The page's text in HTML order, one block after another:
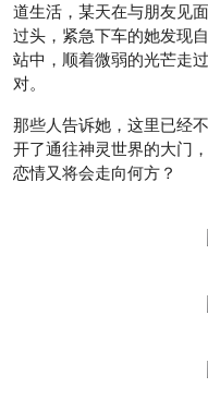
道生活，某天在与朋友见
过头，紧急下车的她发现
站中，顺着微弱的光芒走
对。
那些人告诉她，这里已经
开了通往神灵世界的大门
恋情又将会走向何方？